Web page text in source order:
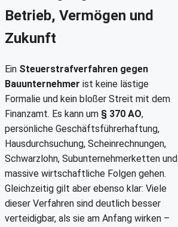
Betrieb, Vermögen und
Zukunft
Ein Steuerstrafverfahren gegen
Bauunternehmer ist keine lästige
Formalie und kein bloßer Streit mit dem
Finanzamt. Es kann um § 370 AO,
persönliche Geschäftsführerhaftung,
Hausdurchsuchung, Scheinrechnungen,
Schwarzlohn, Subunternehmerketten und
massive wirtschaftliche Folgen gehen.
Gleichzeitig gilt aber ebenso klar: Viele
dieser Verfahren sind deutlich besser
verteidigbar, als sie am Anfang wirken –